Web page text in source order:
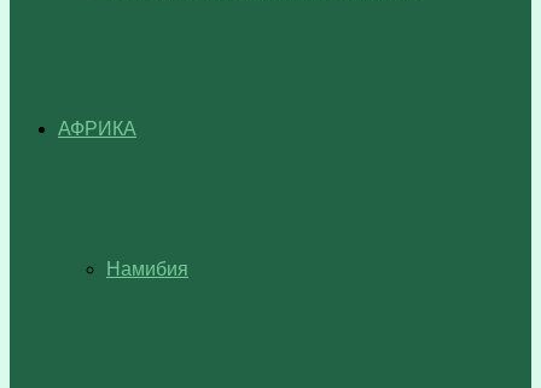
АФРИКА
Намибия